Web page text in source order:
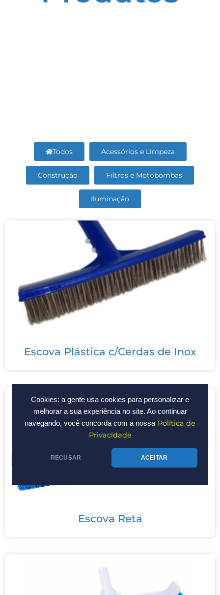
Cookies: a gente usa cookies para personalizar e
melhorar a sua experiência no site. Ao continuar
navegando, você concorda com a nossa Política de
Privacidade
RECUSAR ACEITAR
Todos Acessórios e Limpeza
Construção Filtros e Motobombas
Iluminação
Escova Plástica c/Cerdas de Inox
Escova Reta